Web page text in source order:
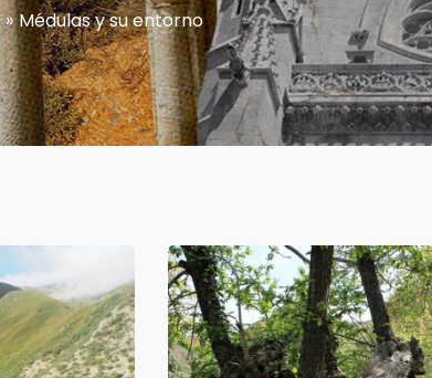
» Médulas y su entorno